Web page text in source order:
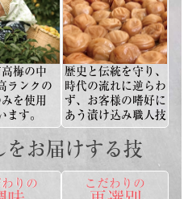
梅の中
ランクの
を使用
ます。
歴史と伝統を守り、
時代の流れに逆らわ
ず、お客様の嗜好に
あう漬け込み職人技
をお届けする技
わりの こだわりの